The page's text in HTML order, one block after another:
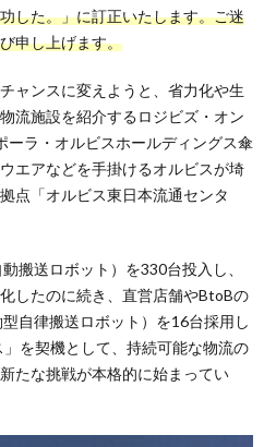
した。」に訂正いたします。ご迷
申し上げます。
ャンスに変えようと、省力化や生
流施設を紹介するロジビズ・オン
ーラ・オルビスホールディングス傘
エアなどを手掛けるオルビスが埼
点「オルビス東日本流通センタ
搬送ロボット）を330台投入し、
したのに続き、直営店舗やBtoBの
自律搬送ロボット）を16台採用し
を契機として、持続可能な物流の
たな挑戦が本格的に始まってい